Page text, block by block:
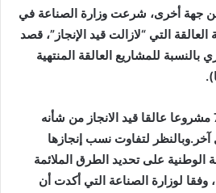
جهة أخرى، شرعت وزارة الصناعة في
التي “لازالت قيد الإنجاز”، قصد
بالنسبة للمشاريع العالقة المنتهية
وتم لغاية الآن، تسجيل 746 مشروعا عالقا قيد الانجاز من شأنه
عمل آخر.وبالنظر لتفاوت نسب إنجازها
الوطنية على تحديد الطرق الملائمة
وفقا لوزارة الصناعة التي أكدت أن